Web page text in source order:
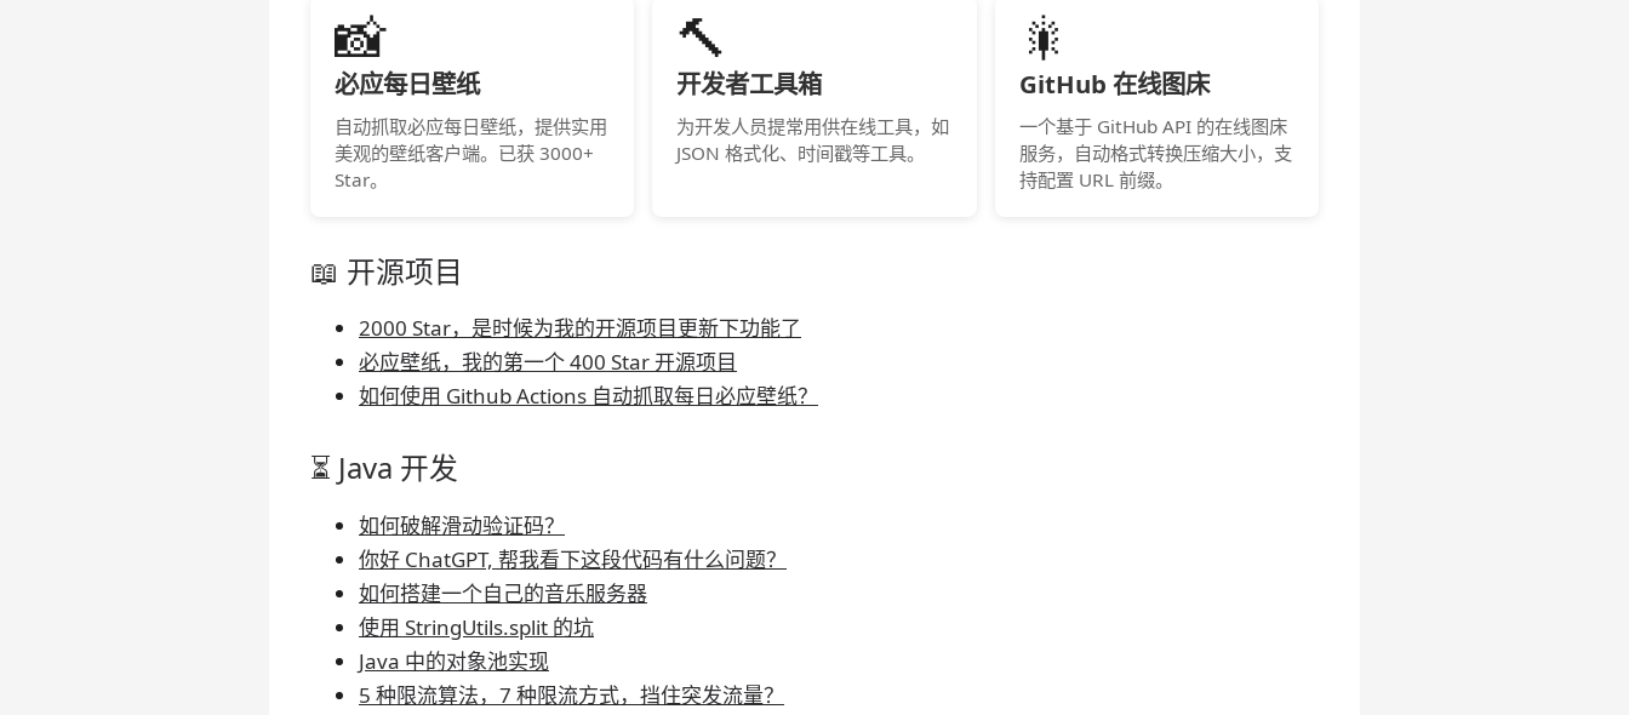
📸
必应每日壁纸
自动抓取必应每日壁纸，提供实用
美观的壁纸客户端。已获 3000+
Star。
🔨
开发者工具箱
为开发人员提常用供在线工具，如
JSON 格式化、时间戳等工具。
🎇
GitHub 在线图床
一个基于 GitHub API 的在线图床
服务，自动格式转换压缩大小，支
持配置 URL 前缀。
📖 开源项目
2000 Star，是时候为我的开源项目更新下功能了
必应壁纸，我的第一个 400 Star 开源项目
如何使用 Github Actions 自动抓取每日必应壁纸？
⏳ Java 开发
如何破解滑动验证码？
你好 ChatGPT, 帮我看下这段代码有什么问题？
如何搭建一个自己的音乐服务器
使用 StringUtils.split 的坑
Java 中的对象池实现
5 种限流算法，7 种限流方式，挡住突发流量？